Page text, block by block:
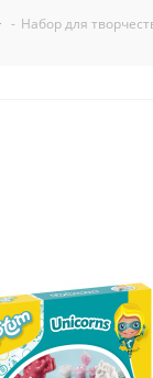
- Набор для